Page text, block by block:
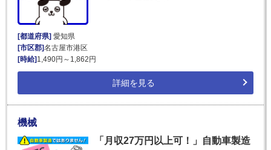
[都道府県]愛知県
[市区郡]名古屋市港区
[時給]1,490円～1,862円
詳細を見る
機械
「月収27万円以上可！」自動車製造